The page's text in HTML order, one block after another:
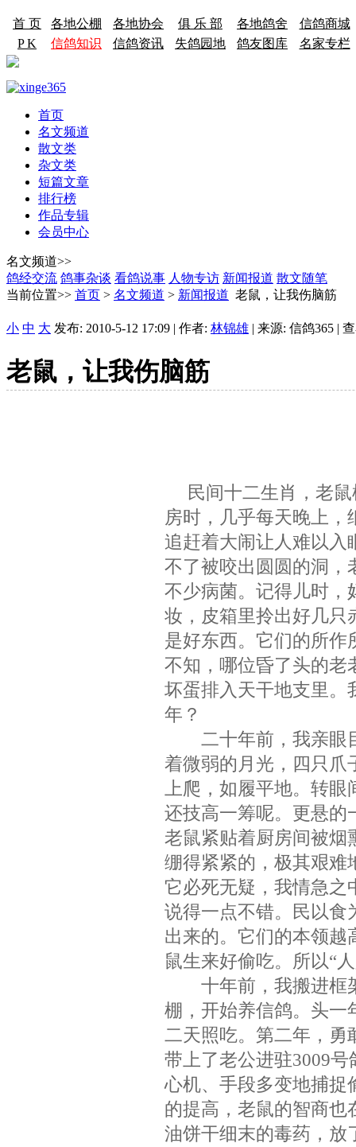
首 页 各地公棚 各地协会 俱 乐 部 各地鸽舍
信鸽商城
P K
信鸽知识 信鸽资讯 失鸽园地 鸽友图库 名家专栏
首页
名文频道
散文类
杂文类
短篇文章
排行榜
作品专辑
会员中心
名文频道>>
鸽经交流 鸽事杂谈 看鸽说事 人物专访 新闻报道 散文随笔
当前位置>> 首页 > 名文频道 > 新闻报道 老鼠，让我伤脑筋
小 中 大 发布: 2010-5-12 17:09 | 作者: 林锦雄 | 来源: 信鸽365 |
老鼠，让我伤脑筋
民间十二生肖，老鼠
房时，几乎每天晚上，
追赶着大闹让人难以入
不了被咬出圆圆的洞，
不少病菌。记得儿时，
妆，皮箱里拎出好几只
是好东西。它们的所作
不知，哪位昏了头的老
坏蛋排入天干地支里。
年？
二十年前，我亲眼
着微弱的月光，四只爪
上爬，如履平地。转眼
还技高一筹呢。更悬的
老鼠紧贴着厨房间被烟
绷得紧紧的，极其艰难
它必死无疑，我情急之
说得一点不错。民以食
出来的。它们的本领越
鼠生来好偷吃。所以“
十年前，我搬进框
棚，开始养信鸽。头一
二天照吃。第二年，勇
带上了老公进驻3009
心机、手段多变地捕捉
的提高，老鼠的智商也
油饼干细末的毒药，放